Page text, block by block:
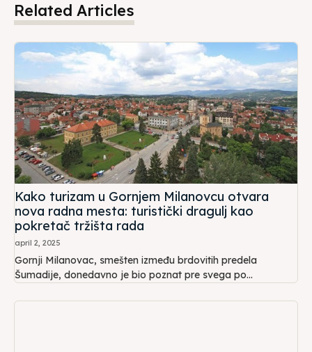
Related Articles
Kako turizam u Gornjem Milanovcu otvara
nova radna mesta: turistički dragulj kao
pokretač tržišta rada
april 2, 2025
Gornji Milanovac, smešten između brdovitih predela
Šumadije, donedavno je bio poznat pre svega po...